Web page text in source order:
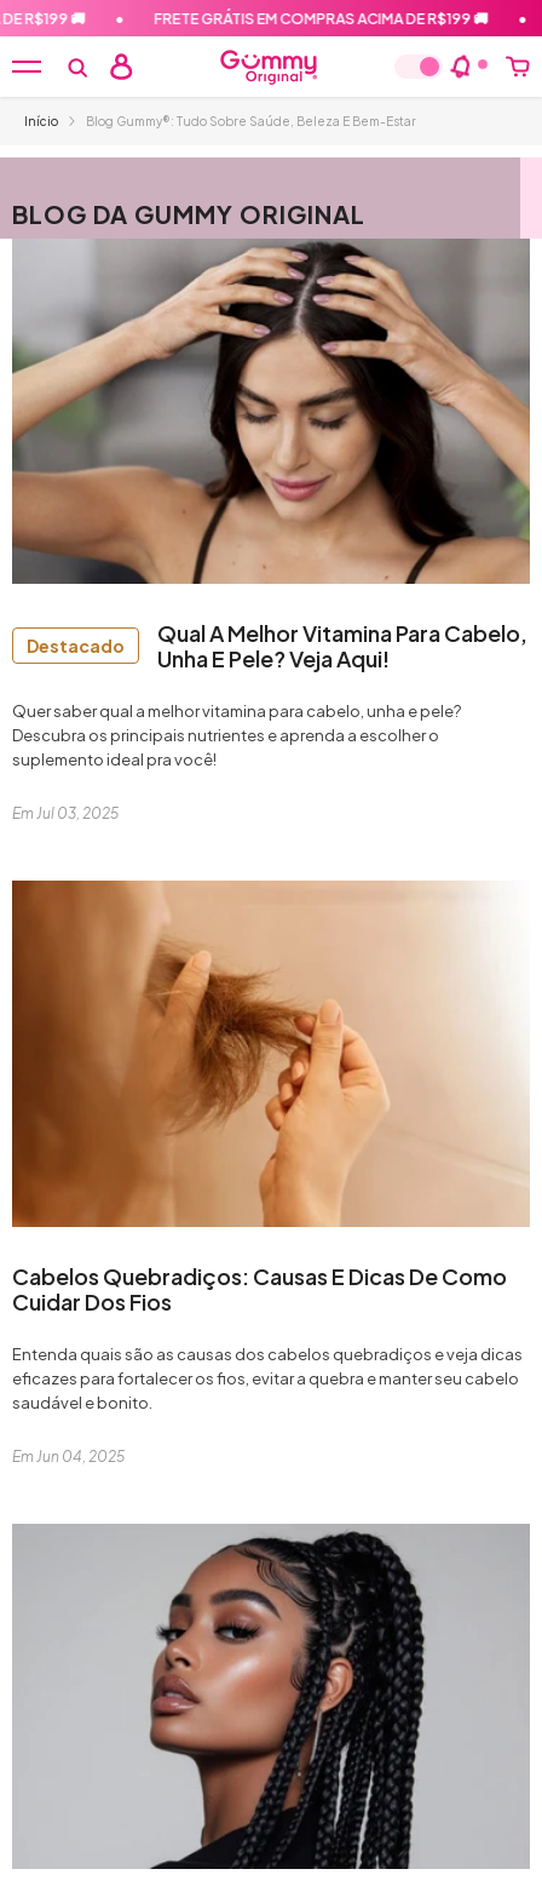
R$199 🚚 FRETE GRÁTIS EM COMPRAS ACIMA DE R$199 🚚
ou em 6x de R$ 46,50
Adicionar
De:R$
Início Blog Gummy®: Tudo Sobre Saúde, Beleza E Bem-Estar
BLOG DA GUMMY ORIGINAL
Destacado
Qual A Melhor Vitamina Para Cabelo,
Unha E Pele? Veja Aqui!
Quer saber qual a melhor vitamina para cabelo, unha e pele?
Descubra os principais nutrientes e aprenda a escolher o
suplemento ideal pra você!
Em Jul 03, 2025
Cabelos Quebradiços: Causas E Dicas De Como
Cuidar Dos Fios
Entenda quais são as causas dos cabelos quebradiços e veja dicas
eficazes para fortalecer os fios, evitar a quebra e manter seu cabelo
saudável e bonito.
Em Jun 04, 2025